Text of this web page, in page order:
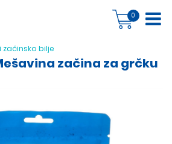
0
začinsko bilje
začina za grčku